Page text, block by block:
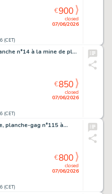
(CET)
closed
07/06/2026
€900
David Balfour, planche n°14 à la mine de plomb…
(CET)
closed
07/06/2026
€850
planche-gag n°115 à…
(CET)
closed
07/06/2026
€800